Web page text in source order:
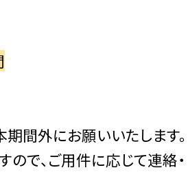
間外にお願いいたします。
ので、ご用件に応じて連絡・